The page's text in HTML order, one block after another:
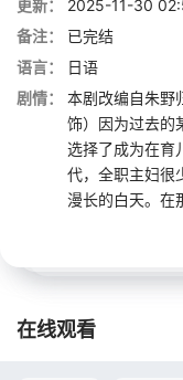
更新：
2025-11-30
备注：
已完结
语言：
日语
剧情：
本剧改编自朱野
饰）因为过去的
选择了成为在育
代，全职主妇很
漫长的白天。在
在线观看